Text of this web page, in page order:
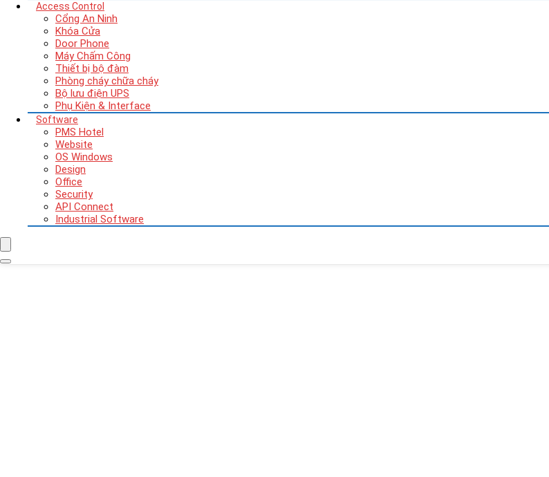
Access Control
Cổng An Ninh
Khóa Cửa
Door Phone
Máy Chấm Công
Thiết bị bộ đàm
Phòng cháy chữa cháy
Bộ lưu điện UPS
Phụ Kiện & Interface
Software
PMS Hotel
Website
OS Windows
Design
Office
Security
API Connect
Industrial Software